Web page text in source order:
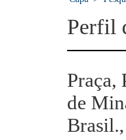
Perfil
Praça,
de